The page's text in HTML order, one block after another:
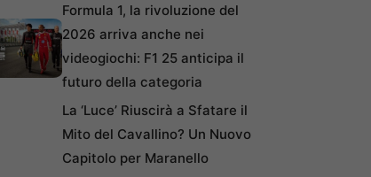
Formula 1, la rivoluzione del
2026 arriva anche nei
videogiochi: F1 25 anticipa il
futuro della categoria
La ‘Luce’ Riuscirà a Sfatare il
Mito del Cavallino? Un Nuovo
Capitolo per Maranello